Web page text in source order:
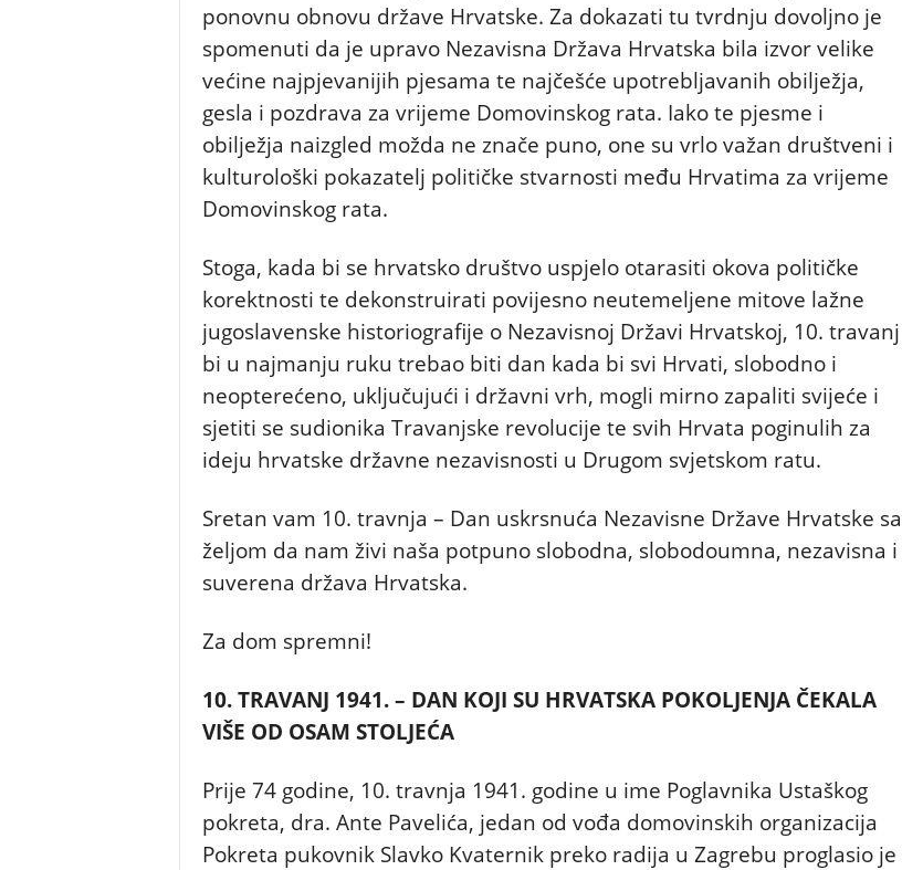
ponovnu obnovu države Hrvatske. Za dokazati tu tvrdnju dovoljno je
spomenuti da je upravo Nezavisna Država Hrvatska bila izvor velike
većine najpjevanijih pjesama te najčešće upotrebljavanih obilježja,
gesla i pozdrava za vrijeme Domovinskog rata. Iako te pjesme i
obilježja naizgled možda ne znače puno, one su vrlo važan društveni i
kulturološki pokazatelj političke stvarnosti među Hrvatima za vrijeme
Domovinskog rata.
Stoga, kada bi se hrvatsko društvo uspjelo otarasiti okova političke
korektnosti te dekonstruirati povijesno neutemeljene mitove lažne
jugoslavenske historiografije o Nezavisnoj Državi Hrvatskoj, 10. travanj
bi u najmanju ruku trebao biti dan kada bi svi Hrvati, slobodno i
neopterećeno, uključujući i državni vrh, mogli mirno zapaliti svijeće i
sjetiti se sudionika Travanjske revolucije te svih Hrvata poginulih za
ideju hrvatske državne nezavisnosti u Drugom svjetskom ratu.
Sretan vam 10. travnja – Dan uskrsnuća Nezavisne Države Hrvatske sa
željom da nam živi naša potpuno slobodna, slobodoumna, nezavisna i
suverena država Hrvatska.
Za dom spremni!
10. TRAVANJ 1941. – DAN KOJI SU HRVATSKA POKOLJENJA ČEKALA
VIŠE OD OSAM STOLJEĆA
Prije 74 godine, 10. travnja 1941. godine u ime Poglavnika Ustaškog
pokreta, dra. Ante Pavelića, jedan od vođa domovinskih organizacija
Pokreta pukovnik Slavko Kvaternik preko radija u Zagrebu proglasio je